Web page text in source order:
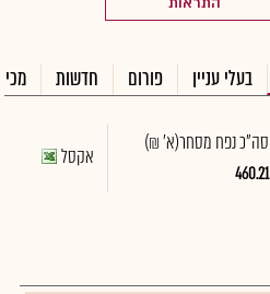
בעלי עניין פורום חדשות
סה"כ נפח מסחר(א' ₪)
460.21
אקסל